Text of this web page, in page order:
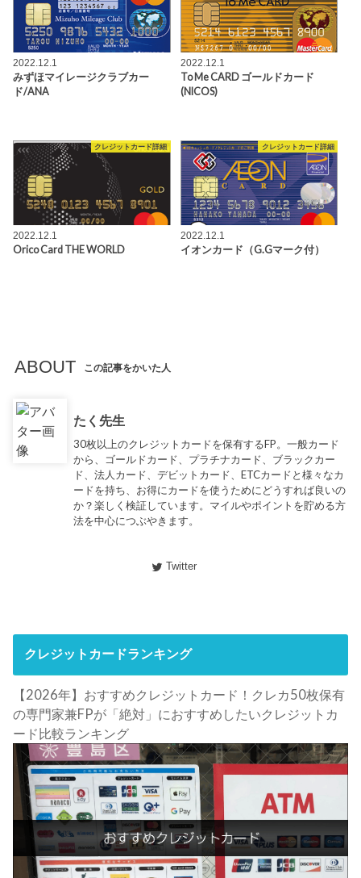
2022.12.1
みずほマイレージクラブカー
ド/ANA
2022.12.1
To Me CARD ゴールドカード
(NICOS)
クレジットカード詳細
2022.12.1
Orico Card THE WORLD
クレジットカード詳細
2022.12.1
イオンカード（G.Gマーク付）
ABOUT この記事をかいた人
たく先生
30枚以上のクレジットカードを保有するFP。一般カード
から、ゴールドカード、プラチナカード、ブラックカー
ド、法人カード、デビットカード、ETCカードと様々なカ
ードを持ち、お得にカードを使うためにどうすれば良いの
か？楽しく検証しています。マイルやポイントを貯める方
法を中心につぶやきます。
Twitter
クレジットカードランキング
【2026年】おすすめクレジットカード！クレカ50枚保有
の専門家兼FPが「絶対」におすすめしたいクレジットカ
ード比較ランキング